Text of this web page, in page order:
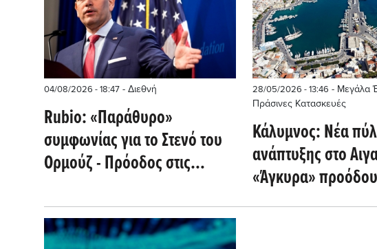
04/08/2026 - 18:47 - Διεθνή
Rubio: «Παράθυρο»
συμφωνίας για το Στενό του
Ορμούζ - Πρόοδος στις
κρίσιμη αποκλιμάκωση
28/05/2026 - 13:46 - Μεγάλα
Πράσινες Κατασκευές
Κάλυμνος: Νέα
ανάπτυξης στο
«Άγκυρα»
λιμάνι των 13,1